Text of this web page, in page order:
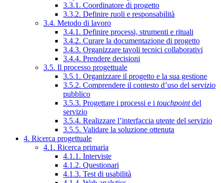
3.3.1. Coordinatore di progetto
3.3.2. Definire ruoli e responsabilità
3.4. Metodo di lavoro
3.4.1. Definire processi, strumenti e rituali
3.4.2. Curare la documentazione di progetto
3.4.3. Organizzare tavoli tecnici collaborativi
3.4.4. Prendere decisioni
3.5. Il processo progettuale
3.5.1. Organizzare il progetto e la sua gestione
3.5.2. Comprendere il contesto d’uso del servizio
pubblico
3.5.3. Progettare i processi e i touchpointdel
servizio
3.5.4. Realizzare l’interfaccia utente del servizio
3.5.5. Validare la soluzione ottenuta
4. Ricerca progettuale
4.1. Ricerca primaria
4.1.1. Interviste
4.1.2. Questionari
4.1.3. Test di usabilità